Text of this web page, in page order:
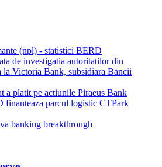
(npl) - statistici BERD
de investigatia autoritatilor din
Victoria Bank, subsidiara Bancii
a platit pe actiunile Piraeus Bank
parcul logistic CTPark
banking breakthrough